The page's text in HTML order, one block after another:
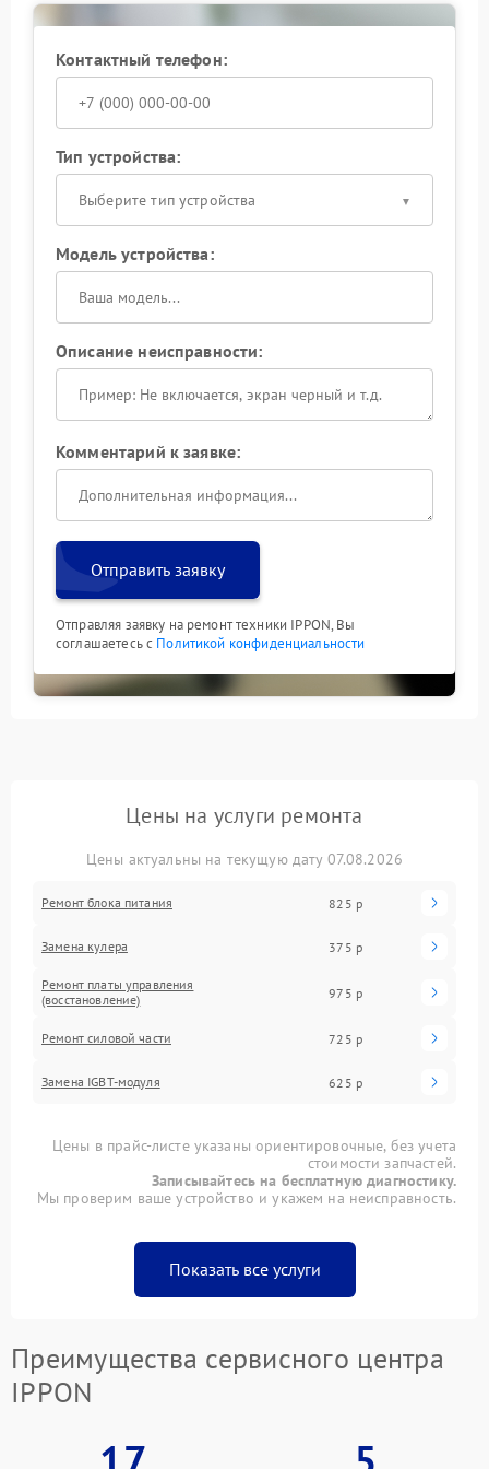
неисправности, проведет ремонт и заменит
поврежденные компоненты. Раннее обращение
и избежать более серьезных поломок в
Контактный телефон:
Тип устройства:
Выберите тип устройства
Модель устройства:
Описание неисправности:
Комментарий к заявке:
Отправить заявку
Отправляя заявку на ремонт техники IPPON, Вы
соглашаетесь с Политикой конфиденциальности
Цены на услуги ремонта
Цены актуальны на текущую дату 07.08.2026
Ремонт блока питания 825 р
Замена кулера 375 р
Ремонт платы управления
(восстановление)
975 р
Ремонт силовой части 725 р
Замена IGBT-модуля 625 р
Цены в прайс-листе указаны ориентировочные, без учета
стоимости запчастей.
Записывайтесь на бесплатную диагностику.
Мы проверим ваше устройство и укажем на неисправность.
Показать все услуги
Преимущества сервисного центра
IPPON